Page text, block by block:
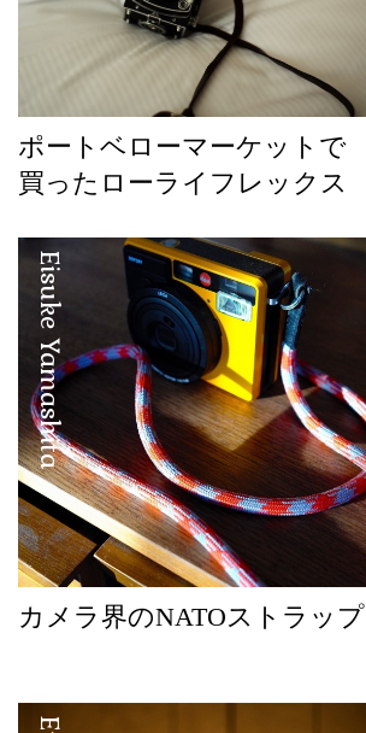
ポートベローマーケットで
買ったローライフレックス
Eisuke Yamashita
カメラ界のNATOストラップ